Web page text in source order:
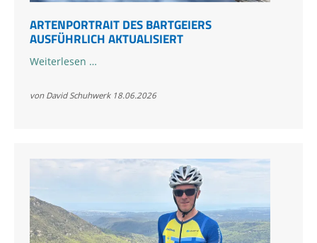
ARTENPORTRAIT DES BARTGEIERS
AUSFÜHRLICH AKTUALISIERT
Weiterlesen …Artenportrait
Bartgeiers
von David Schuhwerk 18.06.2026